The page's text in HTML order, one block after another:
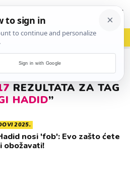
vrh! woot?!
REZULTATA ZA TAG
HADID”
2025.
nosi 'fob': Evo zašto ćete
obožavati!
Sign in with Google